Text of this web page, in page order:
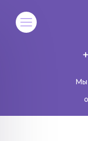
Мы